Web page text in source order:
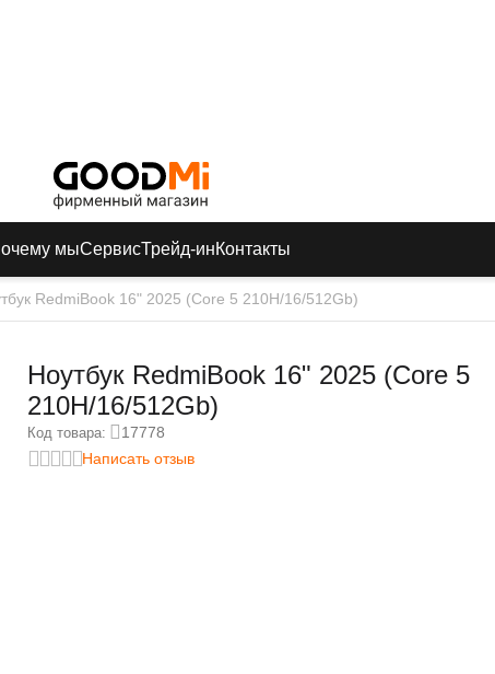
мыСервисТрейд-инКонтакты
RedmiBook 16" 2025 (Core 5 210H/16/512Gb)
Ноутбук RedmiBook 16" 2025 (Core 5
210H/16/512Gb)
Код товара:
17778
Написать отзыв